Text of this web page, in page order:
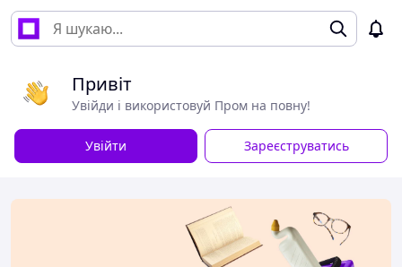
Привіт
Увійди і використовуй Пром на повну!
Увійти Зареєструватись